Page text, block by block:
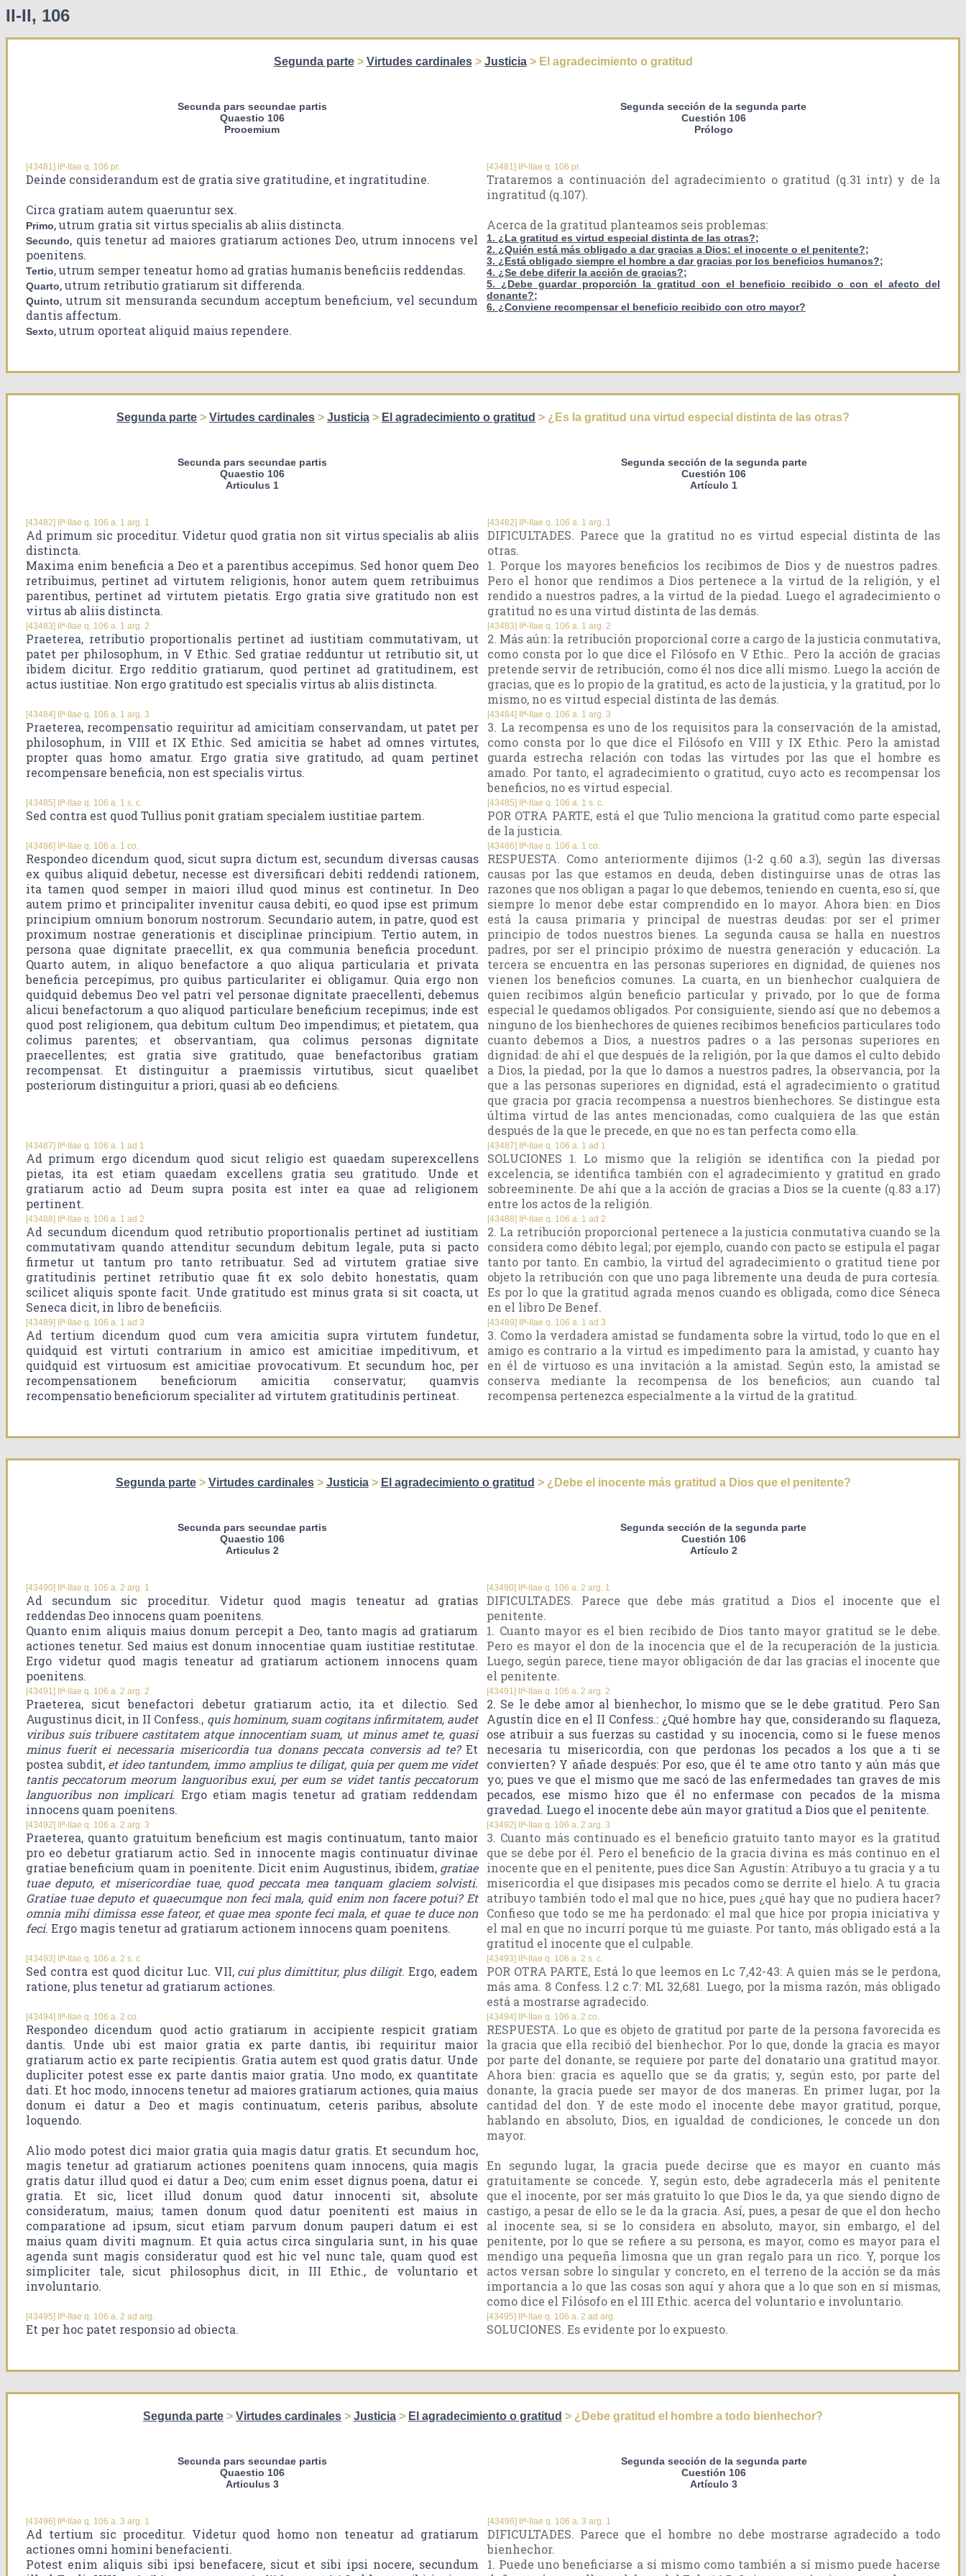
II-II, 106
Segunda parte> Virtudes cardinales> Justicia> El agradecimiento o gratitud
Secunda pars secundae partis
Quaestio 106
Prooemium
[43481] IIª-IIae q. 106 pr.
Deinde considerandum est de gratia sive gratitudine, et ingratitudine.
Circa gratiam autem quaeruntur sex.
Primo, utrum gratia sit virtus specialis ab aliis distincta.
Secundo, quis tenetur ad maiores gratiarum actiones Deo, utrum innocens vel
poenitens.
Tertio, utrum semper teneatur homo ad gratias humanis beneficiis reddendas.
Quarto, utrum retributio gratiarum sit differenda.
Quinto, utrum sit mensuranda secundum acceptum beneficium, vel secundum
dantis affectum.
Sexto, utrum oporteat aliquid maius rependere.
Segunda sección de la segunda parte
Cuestión 106
Prólogo
[43481] IIª-IIae q. 106 pr.
Trataremos a continuación del agradecimiento o gratitud (q.31 intr) y de la
ingratitud (q.107).
Acerca de la gratitud planteamos seis problemas:
1. ¿La gratitud es virtud especial distinta de las otras?;
2. ¿Quién está más obligado a dar gracias a Dios: el inocente o el penitente?;
3. ¿Está obligado siempre el hombre a dar gracias por los beneficios humanos?;
4. ¿Se debe diferir la acción de gracias?;
5. ¿Debe guardar proporción la gratitud con el beneficio recibido o con el afecto del
donante?;
6. ¿Conviene recompensar el beneficio recibido con otro mayor?
Segunda parte > Virtudes cardinales > Justicia > El agradecimiento o gratitud > ¿Es la gratitud una virtud especial distinta de las otras?
Secunda pars secundae partis
Quaestio 106
Articulus 1
[43482] IIª-IIae q. 106 a. 1 arg. 1
Ad primum sic proceditur. Videtur quod gratia non sit virtus specialis ab aliis
distincta.
Maxima enim beneficia a Deo et a parentibus accepimus. Sed honor quem Deo
retribuimus, pertinet ad virtutem religionis, honor autem quem retribuimus
parentibus, pertinet ad virtutem pietatis. Ergo gratia sive gratitudo non est
virtus ab aliis distincta.
Segunda sección de la segunda parte
Cuestión 106
Artículo 1
[43482] IIª-IIae q. 106 a. 1 arg. 1
DIFICULTADES. Parece que la gratitud no es virtud especial distinta de las
otras.
1. Porque los mayores beneficios los recibimos de Dios y de nuestros padres.
Pero el honor que rendimos a Dios pertenece a la virtud de la religión, y el
rendido a nuestros padres, a la virtud de la piedad. Luego el agradecimiento o
gratitud no es una virtud distinta de las demás.
[43483] IIª-IIae q. 106 a. 1 arg. 2
Praeterea, retributio proportionalis pertinet ad iustitiam commutativam, ut
patet per philosophum, in V Ethic. Sed gratiae redduntur ut retributio sit, ut
ibidem dicitur. Ergo redditio gratiarum, quod pertinet ad gratitudinem, est
actus iustitiae. Non ergo gratitudo est specialis virtus ab aliis distincta.
[43483] IIª-IIae q. 106 a. 1 arg. 2
2. Más aún: la retribución proporcional corre a cargo de la justicia conmutativa,
como consta por lo que dice el Filósofo en V Ethic.. Pero la acción de gracias
pretende servir de retribución, como él nos dice allí mismo. Luego la acción de
gracias, que es lo propio de la gratitud, es acto de la justicia, y la gratitud, por lo
mismo, no es virtud especial distinta de las demás.
[43484] IIª-IIae q. 106 a. 1 arg. 3
Praeterea, recompensatio requiritur ad amicitiam conservandam, ut patet per
philosophum, in VIII et IX Ethic. Sed amicitia se habet ad omnes virtutes,
propter quas homo amatur. Ergo gratia sive gratitudo, ad quam pertinet
recompensare beneficia, non est specialis virtus.
[43484] IIª-IIae q. 106 a. 1 arg. 3
3. La recompensa es uno de los requisitos para la conservación de la amistad,
como consta por lo que dice el Filósofo en VIII y IX Ethic. Pero la amistad
guarda estrecha relación con todas las virtudes por las que el hombre es
amado. Por tanto, el agradecimiento o gratitud, cuyo acto es recompensar los
beneficios, no es virtud especial.
[43485] IIª-IIae q. 106 a. 1 s. c.
Sed contra est quod Tullius ponit gratiam specialem iustitiae partem.
[43485] IIª-IIae q. 106 a. 1 s. c.
POR OTRA PARTE, está el que Tulio menciona la gratitud como parte especial
de la justicia.
[43486] IIª-IIae q. 106 a. 1 co.
Respondeo dicendum quod, sicut supra dictum est, secundum diversas causas
ex quibus aliquid debetur, necesse est diversificari debiti reddendi rationem,
ita tamen quod semper in maiori illud quod minus est continetur. In Deo
autem primo et principaliter invenitur causa debiti, eo quod ipse est primum
principium omnium bonorum nostrorum. Secundario autem, in patre, quod est
proximum nostrae generationis et disciplinae principium. Tertio autem, in
persona quae dignitate praecellit, ex qua communia beneficia procedunt.
Quarto autem, in aliquo benefactore a quo aliqua particularia et privata
beneficia percepimus, pro quibus particulariter ei obligamur. Quia ergo non
quidquid debemus Deo vel patri vel personae dignitate praecellenti, debemus
alicui benefactorum a quo aliquod particulare beneficium recepimus; inde est
quod post religionem, qua debitum cultum Deo impendimus; et pietatem, qua
colimus parentes; et observantiam, qua colimus personas dignitate
praecellentes; est gratia sive gratitudo, quae benefactoribus gratiam
recompensat. Et distinguitur a praemissis virtutibus, sicut quaelibet
posteriorum distinguitur a priori, quasi ab eo deficiens.
[43486] IIª-IIae q. 106 a. 1 co.
RESPUESTA. Como anteriormente dijimos (1-2 q.60 a.3), según las diversas
causas por las que estamos en deuda, deben distinguirse unas de otras las
razones que nos obligan a pagar lo que debemos, teniendo en cuenta, eso sí, que
siempre lo menor debe estar comprendido en lo mayor. Ahora bien: en Dios
está la causa primaria y principal de nuestras deudas: por ser el primer
principio de todos nuestros bienes. La segunda causa se halla en nuestros
padres, por ser el principio próximo de nuestra generación y educación. La
tercera se encuentra en las personas superiores en dignidad, de quienes nos
vienen los beneficios comunes. La cuarta, en un bienhechor cualquiera de
quien recibimos algún beneficio particular y privado, por lo que de forma
especial le quedamos obligados. Por consiguiente, siendo así que no debemos a
ninguno de los bienhechores de quienes recibimos beneficios particulares todo
cuanto debemos a Dios, a nuestros padres o a las personas superiores en
dignidad: de ahí el que después de la religión, por la que damos el culto debido
a Dios, la piedad, por la que lo damos a nuestros padres, la observancia, por la
que a las personas superiores en dignidad, está el agradecimiento o gratitud
que gracia por gracia recompensa a nuestros bienhechores. Se distingue esta
última virtud de las antes mencionadas, como cualquiera de las que están
después de la que le precede, en que no es tan perfecta como ella.
[43487] IIª-IIae q. 106 a. 1 ad 1
Ad primum ergo dicendum quod sicut religio est quaedam superexcellens
pietas, ita est etiam quaedam excellens gratia seu gratitudo. Unde et
gratiarum actio ad Deum supra posita est inter ea quae ad religionem
pertinent.
[43487] IIª-IIae q. 106 a. 1 ad 1
SOLUCIONES 1. Lo mismo que la religión se identifica con la piedad por
excelencia, se identifica también con el agradecimiento y gratitud en grado
sobreeminente. De ahí que a la acción de gracias a Dios se la cuente (q.83 a.17)
entre los actos de la religión.
[43488] IIª-IIae q. 106 a. 1 ad 2
Ad secundum dicendum quod retributio proportionalis pertinet ad iustitiam
commutativam quando attenditur secundum debitum legale, puta si pacto
firmetur ut tantum pro tanto retribuatur. Sed ad virtutem gratiae sive
gratitudinis pertinet retributio quae fit ex solo debito honestatis, quam
scilicet aliquis sponte facit. Unde gratitudo est minus grata si sit coacta, ut
Seneca dicit, in libro de beneficiis.
[43488] IIª-IIae q. 106 a. 1 ad 2
2. La retribución proporcional pertenece a la justicia conmutativa cuando se la
considera como débito legal; por ejemplo, cuando con pacto se estipula el pagar
tanto por tanto. En cambio, la virtud del agradecimiento o gratitud tiene por
objeto la retribución con que uno paga libremente una deuda de pura cortesía.
Es por lo que la gratitud agrada menos cuando es obligada, como dice Séneca
en el libro De Benef.
[43489] IIª-IIae q. 106 a. 1 ad 3
Ad tertium dicendum quod cum vera amicitia supra virtutem fundetur,
quidquid est virtuti contrarium in amico est amicitiae impeditivum, et
quidquid est virtuosum est amicitiae provocativum. Et secundum hoc, per
recompensationem beneficiorum amicitia conservatur; quamvis
recompensatio beneficiorum specialiter ad virtutem gratitudinis pertineat.
[43489] IIª-IIae q. 106 a. 1 ad 3
3. Como la verdadera amistad se fundamenta sobre la virtud, todo lo que en el
amigo es contrario a la virtud es impedimento para la amistad, y cuanto hay
en él de virtuoso es una invitación a la amistad. Según esto, la amistad se
conserva mediante la recompensa de los beneficios; aun cuando tal
recompensa pertenezca especialmente a la virtud de la gratitud.
Segunda parte> Virtudes cardinales> Justicia> El agradecimiento o gratitud > ¿Debe el inocente más gratitud a Dios que el penitente?
Secunda pars secundae partis
Quaestio 106
Articulus 2
[43490] IIª-IIae q. 106 a. 2 arg. 1
Ad secundum sic proceditur. Videtur quod magis teneatur ad gratias
reddendas Deo innocens quam poenitens.
Quanto enim aliquis maius donum percepit a Deo, tanto magis ad gratiarum
actiones tenetur. Sed maius est donum innocentiae quam iustitiae restitutae.
Ergo videtur quod magis teneatur ad gratiarum actionem innocens quam
poenitens.
Segunda sección de la segunda parte
Cuestión 106
Artículo 2
[43490] IIª-IIae q. 106 a. 2 arg. 1
DIFICULTADES. Parece que debe más gratitud a Dios el inocente que el
penitente.
1. Cuanto mayor es el bien recibido de Dios tanto mayor gratitud se le debe.
Pero es mayor el don de la inocencia que el de la recuperación de la justicia.
Luego, según parece, tiene mayor obligación de dar las gracias el inocente que
el penitente.
[43491] IIª-IIae q. 106 a. 2 arg. 2
Praeterea, sicut benefactori debetur gratiarum actio, ita et dilectio. Sed
Augustinus dicit, in II Confess., quis hominum, suam cogitans infirmitatem, audet
viribus suis tribuere castitatem atque innocentiam suam, ut minus amet te, quasi
minus fuerit ei necessaria misericordia tua donans peccata conversis ad te?Et
postea subdit, et ideo tantundem, immo amplius te diligat, quia per quem me videt
tantis peccatorum meorum languoribus exui, per eum se videt tantis peccatorum
languoribus non implicari. Ergo etiam magis tenetur ad gratiam reddendam
innocens quam poenitens.
[43491] IIª-IIae q. 106 a. 2 arg. 2
2. Se le debe amor al bienhechor, lo mismo que se le debe gratitud. Pero San
Agustín dice en el II Confess.: ¿Qué hombre hay que, considerando su flaqueza,
ose atribuir a sus fuerzas su castidad y su inocencia, como si le fuese menos
necesaria tu misericordia, con que perdonas los pecados a los que a ti se
convierten? Y añade después: Por eso, que él te ame otro tanto y aún más que
yo; pues ve que el mismo que me sacó de las enfermedades tan graves de mis
pecados, ese mismo hizo que él no enfermase con pecados de la misma
gravedad. Luego el inocente debe aún mayor gratitud a Dios que el penitente.
[43492] IIª-IIae q. 106 a. 2 arg. 3
Praeterea, quanto gratuitum beneficium est magis continuatum, tanto maior
pro eo debetur gratiarum actio. Sed in innocente magis continuatur divinae
gratiae beneficium quam in poenitente. Dicit enim Augustinus, ibidem, gratiae
tuae deputo, et misericordiae tuae, quod peccata mea tanquam glaciem solvisti.
Gratiae tuae deputo et quaecumque non feci mala, quid enim non facere potui? Et
omnia mihi dimissa esse fateor, et quae mea sponte feci mala, et quae te duce non
feci. Ergo magis tenetur ad gratiarum actionem innocens quam poenitens.
[43492] IIª-IIae q. 106 a. 2 arg. 3
3. Cuanto más continuado es el beneficio gratuito tanto mayor es la gratitud
que se debe por él. Pero el beneficio de la gracia divina es más continuo en el
inocente que en el penitente, pues dice San Agustín: Atribuyo a tu gracia y a tu
misericordia el que disipases mis pecados como se derrite el hielo. A tu gracia
atribuyo también todo el mal que no hice, pues ¿qué hay que no pudiera hacer?
Confieso que todo se me ha perdonado: el mal que hice por propia iniciativa y
el mal en que no incurrí porque tú me guiaste. Por tanto, más obligado está a la
gratitud el inocente que el culpable.
[43493] IIª-IIae q. 106 a. 2 s. c.
Sed contra est quod dicitur Luc. VII, cui plus dimittitur, plus diligit. Ergo, eadem
ratione, plus tenetur ad gratiarum actiones.
[43493] IIª-IIae q. 106 a. 2 s. c.
POR OTRA PARTE, Está lo que leemos en Lc 7,42-43: A quien más se le perdona,
más ama. 8 Confess. l.2 c.7: ML 32,681. Luego, por la misma razón, más obligado
está a mostrarse agradecido.
[43494] IIª-IIae q. 106 a. 2 co.
Respondeo dicendum quod actio gratiarum in accipiente respicit gratiam
dantis. Unde ubi est maior gratia ex parte dantis, ibi requiritur maior
gratiarum actio ex parte recipientis. Gratia autem est quod gratis datur. Unde
dupliciter potest esse ex parte dantis maior gratia. Uno modo, ex quantitate
dati. Et hoc modo, innocens tenetur ad maiores gratiarum actiones, quia maius
donum ei datur a Deo et magis continuatum, ceteris paribus, absolute
loquendo.
Alio modo potest dici maior gratia quia magis datur gratis. Et secundum hoc,
magis tenetur ad gratiarum actiones poenitens quam innocens, quia magis
gratis datur illud quod ei datur a Deo; cum enim esset dignus poena, datur ei
gratia. Et sic, licet illud donum quod datur innocenti sit, absolute
consideratum, maius; tamen donum quod datur poenitenti est maius in
comparatione ad ipsum, sicut etiam parvum donum pauperi datum ei est
maius quam diviti magnum. Et quia actus circa singularia sunt, in his quae
agenda sunt magis consideratur quod est hic vel nunc tale, quam quod est
simpliciter tale, sicut philosophus dicit, in III Ethic., de voluntario et
involuntario.
[43494] IIª-IIae q. 106 a. 2 co.
RESPUESTA. Lo que es objeto de gratitud por parte de la persona favorecida es
la gracia que ella recibió del bienhechor. Por lo que, donde la gracia es mayor
por parte del donante, se requiere por parte del donatario una gratitud mayor.
Ahora bien: gracia es aquello que se da gratis; y, según esto, por parte del
donante, la gracia puede ser mayor de dos maneras. En primer lugar, por la
cantidad del don. Y de este modo el inocente debe mayor gratitud, porque,
hablando en absoluto, Dios, en igualdad de condiciones, le concede un don
mayor.
En segundo lugar, la gracia puede decirse que es mayor en cuanto más
gratuitamente se concede. Y, según esto, debe agradecerla más el penitente
que el inocente, por ser más gratuito lo que Dios le da, ya que siendo digno de
castigo, a pesar de ello se le da la gracia. Así, pues, a pesar de que el don hecho
al inocente sea, si se lo considera en absoluto, mayor, sin embargo, el del
penitente, por lo que se refiere a su persona, es mayor, como es mayor para el
mendigo una pequeña limosna que un gran regalo para un rico. Y, porque los
actos versan sobre lo singular y concreto, en el terreno de la acción se da más
importancia a lo que las cosas son aquí y ahora que a lo que son en sí mismas,
como dice el Filósofo en el III Ethic. acerca del voluntario e involuntario.
[43495] IIª-IIae q. 106 a. 2 ad arg.
Et per hoc patet responsio ad obiecta.
[43495] IIª-IIae q. 106 a. 2 ad arg.
SOLUCIONES. Es evidente por lo expuesto.
Segunda parte > Virtudes cardinales > Justicia > El agradecimiento o gratitud > ¿Debe gratitud el hombre a todo bienhechor?
Secunda pars secundae partis
Quaestio 106
Articulus 3
[43496] IIª-IIae q. 106 a. 3 arg. 1
Ad tertium sic proceditur. Videtur quod homo non teneatur ad gratiarum
actiones omni homini benefacienti.
Potest enim aliquis sibi ipsi benefacere, sicut et sibi ipsi nocere, secundum
Segunda sección de la segunda parte
Cuestión 106
Artículo 3
[43496] IIª-IIae q. 106 a. 3 arg. 1
DIFICULTADES. Parece que el hombre no debe mostrarse agradecido a todo
bienhechor.
1. Puede uno beneficiarse a sí mismo como también a sí mismo puede hacerse